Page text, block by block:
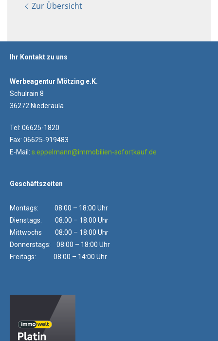
Zur Übersicht
Ihr Kontakt zu uns
Werbeagentur Mötzing e.K.
Schulrain 8
36272 Niederaula
Tel: 06625-1820
Fax: 06625-919483
E-Mail: s.eppelmann@immobilien-sofortkauf.de
Geschäftszeiten
Montags: 08:00 – 18:00 Uhr
Dienstags: 08:00 – 18:00 Uhr
Mittwochs 08:00 – 18:00 Uhr
Donnerstags: 08:00 – 18:00 Uhr
Freitags: 08:00 – 14:00 Uhr